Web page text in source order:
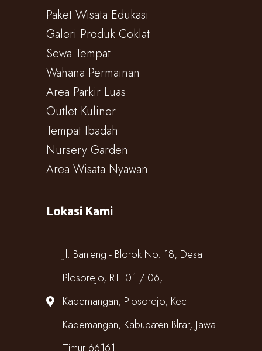
Paket Wisata Edukasi
Galeri Produk Coklat
Sewa Tempat
Wahana Permainan
Area Parkir Luas
Outlet Kuliner
Tempat Ibadah
Nursery Garden
Area Wisata Nyawan
Lokasi Kami
Jl. Banteng - Blorok No. 18, Desa
Plosorejo, RT. 01 / 06,
Kademangan, Plosorejo, Kec.
Kademangan, Kabupaten Blitar, Jawa
Timur 66161